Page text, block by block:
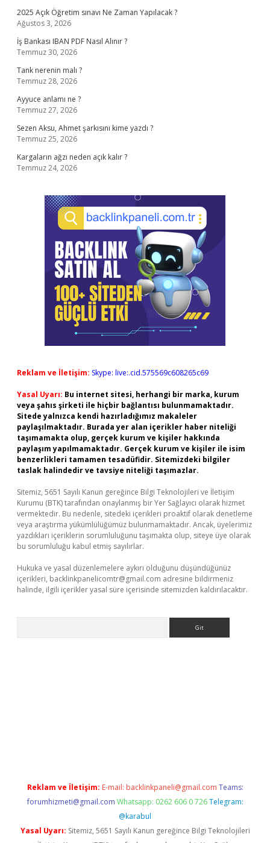
2025 Açık Öğretim sınavı Ne Zaman Yapılacak ?
Ağustos 3, 2026
İş Bankası IBAN PDF Nasıl Alınır ?
Temmuz 30, 2026
Tank nerenin malı ?
Temmuz 28, 2026
Ayyuce anlamı ne ?
Temmuz 27, 2026
Sezen Aksu, Ahmet şarkısını kime yazdı ?
Temmuz 25, 2026
Kargaların ağzı neden açık kalır ?
Temmuz 24, 2026
Reklam ve İletişim: Skype: live:.cid.575569c608265c69
Yasal Uyarı: Bu internet sitesi, herhangi bir marka, kurum
veya şahıs şirketi ile hiçbir bağlantısı bulunmamaktadır.
Sitede yalnızca kendi hazırladığımız makaleler
paylaşılmaktadır. Burada yer alan içerikler haber niteliği
taşımamakta olup, gerçek kurum ve kişiler hakkında
paylaşım yapılmamaktadır. Gerçek kurum ve kişiler ile isim
benzerlikleri tamamen tesadüfidir. Sitemizdeki bilgiler
taslak halindedir ve tavsiye niteliği taşımazlar.
Sitemiz, 5651 Sayılı Kanun gereğince Bilgi Teknolojileri ve İletişim
Kurumu (BTK) tarafından onaylanmış bir Yer Sağlayıcı olarak hizmet
vermektedir. Bu nedenle, sitedeki içerikleri proaktif olarak denetleme
veya araştırma yükümlülüğümüz bulunmamaktadır. Ancak, üyelerimiz
yazdıkları içeriklerin sorumluluğunu taşımakta olup, siteye üye olarak
bu sorumluluğu kabul etmiş sayılırlar.
Hukuka ve yasal düzenlemelere aykırı olduğunu düşündüğünüz
içerikleri, backlinkpanelicomtr@gmail.com adresine bildirmeniz
halinde, ilgili içerikler yasal süre içerisinde sitemizden kaldırılacaktır.
Reklam ve İletişim: E-mail: backlinkpaneli@gmail.com Teams:
forumhizmeti@gmail.com Whatsapp: 0262 606 0 726 Telegram:
@karabul
Yasal Uyarı: Sitemiz, 5651 Sayılı Kanun gereğince Bilgi Teknolojileri